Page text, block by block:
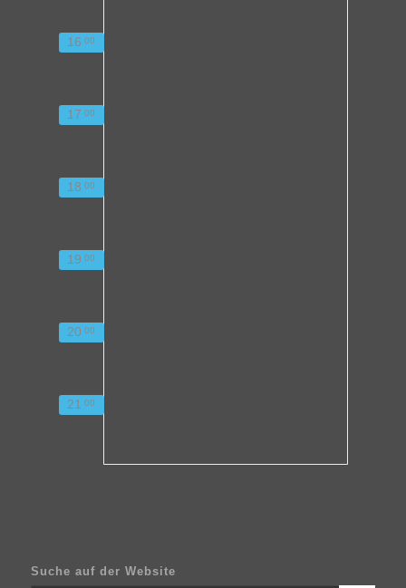
16 00
17 00
18 00
19 00
20 00
21 00
Suche auf der Website